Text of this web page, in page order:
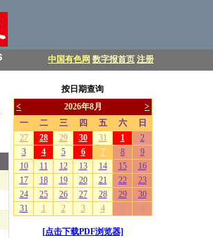
中国有色网 数字报首页 注册
按日期查询
[点击下载PDF浏览器]